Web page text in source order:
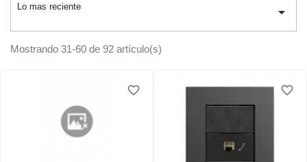
Lo mas reciente 
Mostrando 31-60 de 92 artículo(s)
favorite_border
favorite_border
favorite_border favorite_border
favorite_border
favorite_border